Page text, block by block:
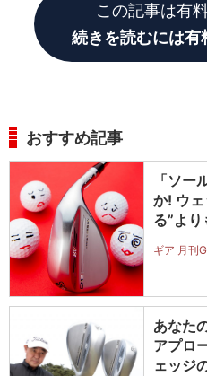
この記事は有
続きを読むには有
おすすめ記事
「ソー
か! ウ
る”よ
ギア 月刊
あなた
アプロ
ェッジ